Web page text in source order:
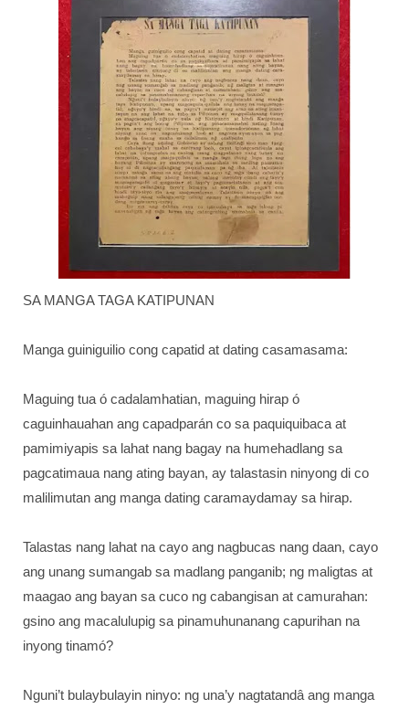
SA MANGA TAGA KATIPUNAN
Manga guiniguilio cong capatid at dating casamasama:
Maguing tua ó cadalamhatian, maguing hirap ó
caguinhauahan ang capadparán co sa paquiquibaca at
pamimiyapis sa lahat nang bagay na humehadlang sa
pagcatimaua nang ating bayan, ay talastasin ninyong di co
malilimutan ang manga dating caramaydamay sa hirap.
Talastas nang lahat na cayo ang nagbucas nang daan, cayo
ang unang sumangab sa madlang panganib; ng maligtas at
maagao ang bayan sa cuco ng cabangisan at camurahan:
gsino ang macalulupig sa pinamuhunanang capurihan na
inyong tinamó?
Nguni’t bulaybulayin ninyo: ng una’y nagtatandâ ang manga